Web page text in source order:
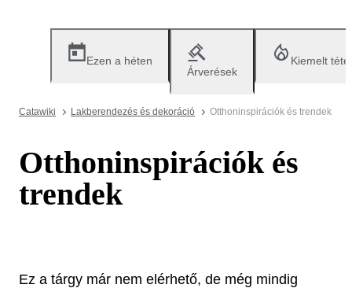
Ezen a héten
Árverések
Kiemelt
Catawiki Lakberendezés és dekoráció Otthoninspirációk és trendek
Otthoninspirációk és
trendek
Ez a tárgy már nem elérhető, de még mindig